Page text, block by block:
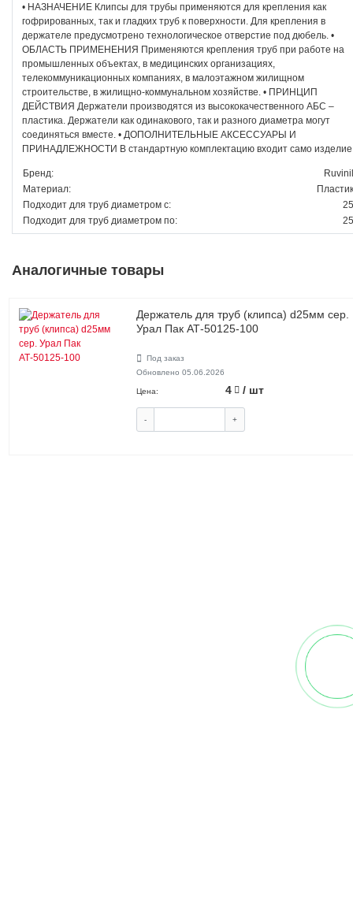
• НАЗНАЧЕНИЕ Клипсы для трубы применяются для крепления как
гофрированных, так и гладких труб к поверхности. Для крепления в
держателе предусмотрено технологическое отверстие под дюбель. •
ОБЛАСТЬ ПРИМЕНЕНИЯ Применяются крепления труб при работе на
промышленных объектах, в медицинских организациях,
телекоммуникационных компаниях, в малоэтажном жилищном
строительстве, в жилищно-коммунальном хозяйстве. • ПРИНЦИП
ДЕЙСТВИЯ Держатели производятся из высококачественного АБС –
пластика. Держатели как одинакового, так и разного диаметра могут
соединяться вместе. • ДОПОЛНИТЕЛЬНЫЕ АКСЕССУАРЫ И
ПРИНАДЛЕЖНОСТИ В стандартную комплектацию входит само изделие
Бренд:
Ruvinil
Материал:
Пластик
Подходит для труб диаметром с:
25
Подходит для труб диаметром по:
25
Аналогичные товары
Держатель для труб (клипса) d25мм сер.
Урал Пак АТ-50125-100
Под заказ
Обновлено 05.06.2026
Цена: 4 / шт
- +